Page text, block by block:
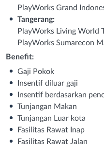
PlayWorks Grand
Tangerang:
PlayWorks Living World
PlayWorks Sumarecon
Benefit:
Gaji Pokok
Insentif diluar gaji
Insentif berdasarkan
Tunjangan Makan
Tunjangan Luar kota
Fasilitas Rawat Inap
Fasilitas Rawat Jalan